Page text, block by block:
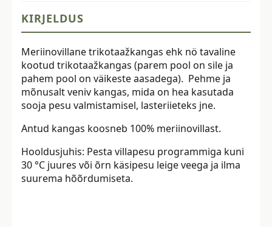
kogus
KIRJELDUS
Meriinovillane trikotaažkangas ehk nö tavaline
kootud trikotaažkangas (parem pool on sile ja
pahem pool on väikeste aasadega). Pehme ja
mõnusalt veniv kangas, mida on hea kasutada
sooja pesu valmistamisel, lasteriieteks jne.
Antud kangas koosneb 100% meriinovillast.
Hooldusjuhis: Pesta villapesu programmiga kuni
30 °C juures või õrn käsipesu leige veega ja ilma
suurema hõõrdumiseta.